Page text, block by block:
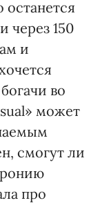
останется
через 150
и
во
может
смогут ли
про